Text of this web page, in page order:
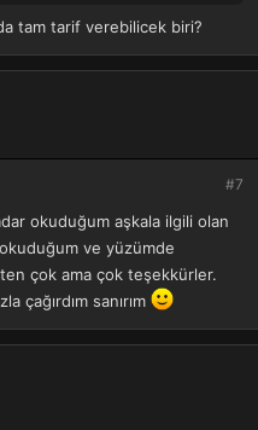
tamamlamayı unutmayınız.
tam tarif verebilicek biri?
#7
okuduğum aşkala ilgili olan
ve yüzümde
çok ama çok teşekkürler.
çağırdım sanırım